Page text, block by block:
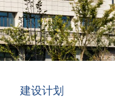
建设计划